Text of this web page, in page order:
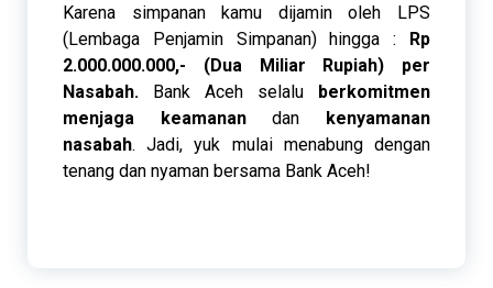
Karena simpanan kamu dijamin oleh LPS
(Lembaga Penjamin Simpanan) hingga : Rp
2.000.000.000,- (Dua Miliar Rupiah) per
Nasabah. Bank Aceh selalu berkomitmen
menjaga keamanandan kenyamanan
nasabah. Jadi, yuk mulai menabung dengan
tenang dan nyaman bersama Bank Aceh!